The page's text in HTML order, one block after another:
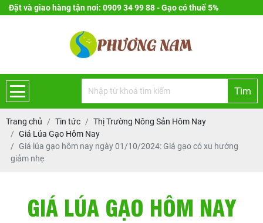
Đặt và giao hàng tận nơi: 0909 34 99 88 - Gạo có thuế 5%
Tìm
Trang chủ Tin tức
Thị Trường Nông Sản Hôm Nay
Giá Lúa Gạo Hôm Nay
Giá lúa gạo hôm nay ngày 01/10/2024: Giá gạo có xu hướng
giảm nhẹ
GIÁ LÚA GẠO HÔM NAY